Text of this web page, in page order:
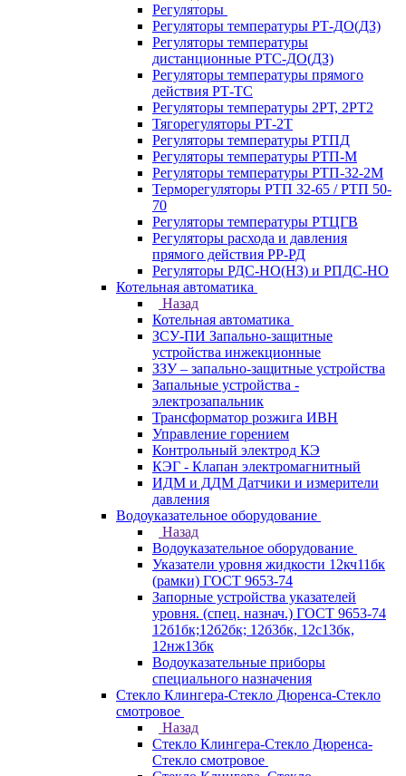
Регуляторы
Регуляторы температуры РТ-ДО(ДЗ)
Регуляторы температуры
дистанционные РТС-ДО(ДЗ)
Регуляторы температуры прямого
действия РТ-ТС
Регуляторы температуры 2РТ, 2РT2
Тягорегуляторы РТ-2Т
Регуляторы температуры РТПД
Регуляторы температуры РТП-M
Регуляторы температуры РТП-32-2М
Терморегуляторы РТП 32-65 / РТП 50-
70
Регуляторы температуры РТЦГВ
Регуляторы расхода и давления
прямого действия РР-РД
Регуляторы РДС-НО(НЗ) и РПДС-НО
Котельная автоматика
Назад
Котельная автоматика
ЗСУ-ПИ Запально-защитные
устройства инжекционные
ЗЗУ – запально-защитные устройства
Запальные устройства -
электрозапальник
Трансформатор розжига ИВН
Управление горением
Контрольный электрод КЭ
КЭГ - Клапан электромагнитный
ИДМ и ДДМ Датчики и измерители
давления
Водоуказательное оборудование
Назад
Водоуказательное оборудование
Указатели уровня жидкости 12кч11бк
(рамки) ГОСТ 9653-74
Запорные устройства указателей
уровня. (спец. назнач.) ГОСТ 9653-74
12б1бк;12б2бк; 12б3бк, 12с13бк,
12нж13бк
Водоуказательные приборы
специального назначения
Стекло Клингера-Стекло Дюренса-Стекло
смотровое
Назад
Стекло Клингера-Стекло Дюренса-
Стекло смотровое